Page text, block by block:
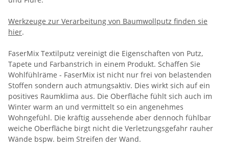
Werkzeuge zur Verarbeitung von Baumwollputz finden sie
hier.
FaserMix Textilputz vereinigt die Eigenschaften von Putz,
Tapete und Farbanstrich in einem Produkt. Schaffen Sie
Wohlfühlräme - FaserMix ist nicht nur frei von belastenden
Stoffen sondern auch atmungsaktiv. Dies wirkt sich auf ein
positives Raumklima aus. Die Oberfläche fühlt sich auch im
Winter warm an und vermittelt so ein angenehmes
Wohngefühl. Die kräftig aussehende aber dennoch fühlbar
weiche Oberfläche birgt nicht die Verletzungsgefahr rauher
Wände bspw. beim Streifen der Wand.